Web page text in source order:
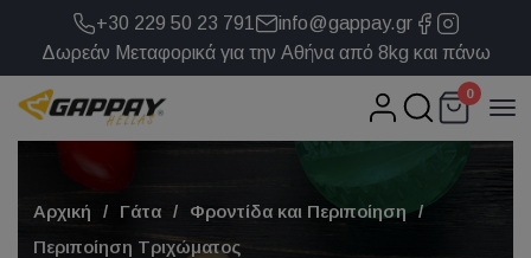
+30 229 50 23 791
info@gappay.gr
Δωρεάν Μεταφορικά για την Αθήνα από 8kg και πάνω
0
Αρχική Γάτα
Φροντίδα και Περιποίηση
Περιποίηση Τριχώματος